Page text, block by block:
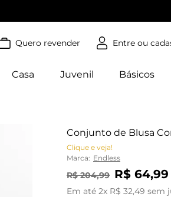
Quero revender
Casa Juvenil Básicos
Conjunto de Blusa
Clique e veja!
Marca: Endless
R$ 204,99 R$ 64,99
Em até 2x R$ 32,49 sem